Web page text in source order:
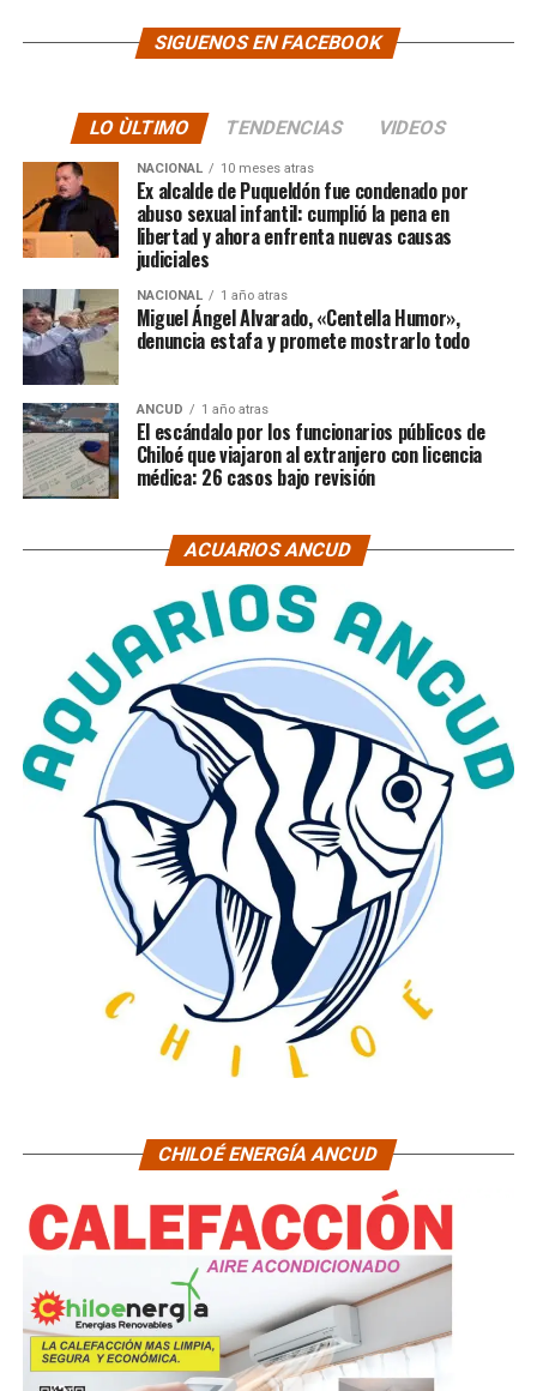
SIGUENOS EN FACEBOOK
LO ÙLTIMO TENDENCIAS VIDEOS
NACIONAL 10 meses atras
Ex alcalde de Puqueldón fue condenado por
abuso sexual infantil: cumplió la pena en
libertad y ahora enfrenta nuevas causas
judiciales
NACIONAL 1 año atras
Miguel Ángel Alvarado, «Centella Humor»,
denuncia estafa y promete mostrarlo todo
ANCUD 1 año atras
El escándalo por los funcionarios públicos de
Chiloé que viajaron al extranjero con licencia
médica: 26 casos bajo revisión
ACUARIOS ANCUD
CHILOÉ ENERGÍA ANCUD